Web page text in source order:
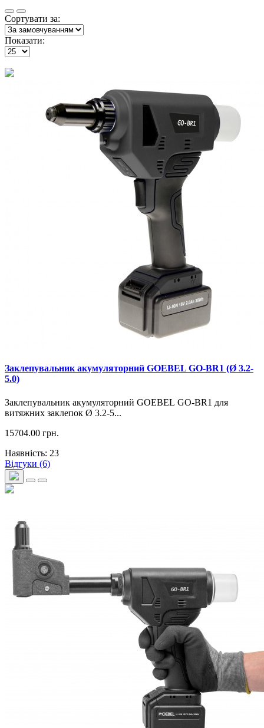
Сортувати за:
Показати:
Заклепувальник акумуляторний GOEBEL GO-BR1 (Ø 3.2-
5.0)
Заклепувальник акумуляторний GOEBEL GO-BR1 для
витяжних заклепок Ø 3.2-5...
15704.00 грн.
Наявність: 23
Відгуки (6)